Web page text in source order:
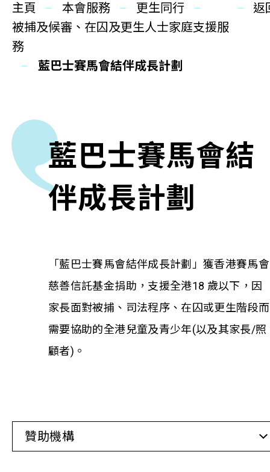
更生同行
職能發展
多元共融
社區連繫
同你講故事
其他活動及消息
相關報導
關於本會
主頁 本會服務
更生同行
被捕及候審、在囚及更生人士家庭支援服
務
藍巴士賽馬會結伴成長計劃
返
藍巴士賽馬會結
伴成長計劃
「藍巴士賽馬會結伴成長計劃」獲香港賽馬會
慈善信託基金捐助，支援全港18 歲以下，因
家長面對被捕、司法程序、在囚或更生階段而
需要協助的全港兒童及青少年(以及其家長/照
顧者)。
贊助機構